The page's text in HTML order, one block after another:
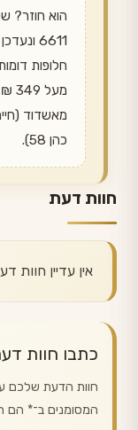
6611
חלופות
כהן 58).
חוות דעת
אין עדיין חוות
כתבו חוות
חוות הדעת שלכם
המסומנים ב־* הם